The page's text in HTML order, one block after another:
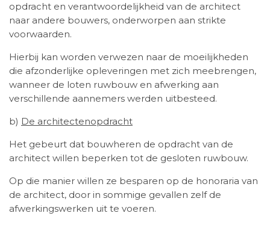
opdracht en verantwoordelijkheid van de architect
naar andere bouwers, onderworpen aan strikte
voorwaarden.
Hierbij kan worden verwezen naar de moeilijkheden
die afzonderlijke opleveringen met zich meebrengen,
wanneer de loten ruwbouw en afwerking aan
verschillende aannemers werden uitbesteed.
b) De architectenopdracht
Het gebeurt dat bouwheren de opdracht van de
architect willen beperken tot de gesloten ruwbouw.
Op die manier willen ze besparen op de honoraria van
de architect, door in sommige gevallen zelf de
afwerkingswerken uit te voeren.